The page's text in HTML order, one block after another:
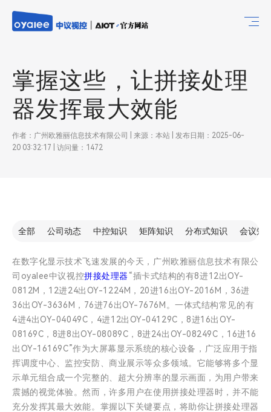
掌握这些，让拼接处理
器发挥最大效能
作者：广州欧雅丽信息技术有限公司 | 来源：本站 | 发布日期：2025-06-
20 03:32:17 | 访问量：1472
全部 公司动态 中控知识 矩阵知识 分布式知识 会议知
在数字化显示技术飞速发展的今天，广州欧雅丽信息技术有限公
司oyalee中议视控拼接处理器 “插卡式结构的有8进12出OY-
0812M，12进24出OY-1224M，20进16出OY-2016M，36进
36出OY-3636M，76进76出OY-7676M。一体式结构常见的有
4进4出OY-04049C，4进12出OY-04129C，8进16出OY-
08169C，8进8出OY-08089C，8进24出OY-08249C，16进16
出OY-16169C”作为大屏幕显示系统的核心设备，广泛应用于指
挥调度中心、监控安防、商业展示等众多领域。它能够将多个显
示单元组合成一个完整的、超大分辨率的显示画面，为用户带来
震撼的视觉体验。然而，许多用户在使用拼接处理器时，并不能
充分发挥其最大效能。掌握以下关键要点，将助你让拼接处理器